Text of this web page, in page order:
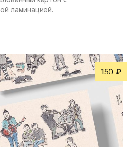
ламинацией.
150 ₽